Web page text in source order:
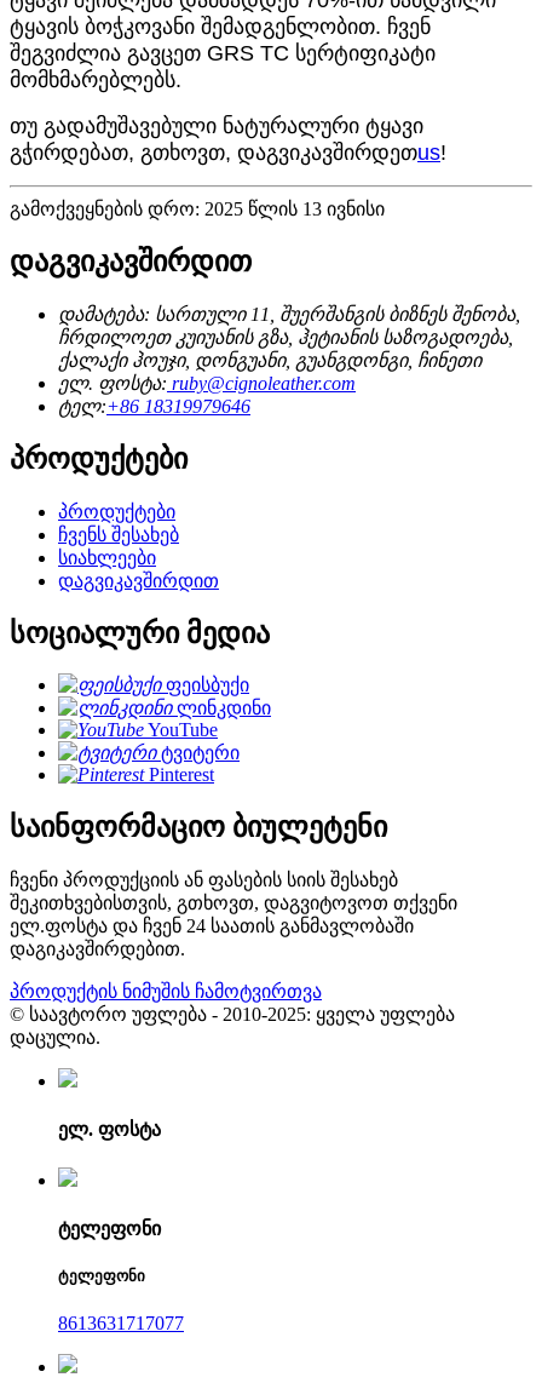
ტყავის ბოჭკოვანი შემადგენლობით. ჩვენ
შეგვიძლია გავცეთ GRS TC სერტიფიკატი
მომხმარებლებს.
თუ გადამუშავებული ნატურალური ტყავი
გჭირდებათ, გთხოვთ, დაგვიკავშირდეთus!
გამოქვეყნების დრო: 2025 წლის 13 ივნისი
დაგვიკავშირდით
დამატება: სართული 11, შუერშანგის ბიზნეს შენობა,
ჩრდილოეთ კუიუანის გზა, ჰეტიანის საზოგადოება,
ქალაქი ჰოუჯი, დონგუანი, გუანგდონგი, ჩინეთი
ელ. ფოსტა: ruby@cignoleather.com
ტელ:+86 18319979646
პროდუქტები
პროდუქტები
ჩვენს შესახებ
სიახლეები
დაგვიკავშირდით
სოციალური მედია
ფეისბუქი
ლინკდინი
YouTube
ტვიტერი
Pinterest
საინფორმაციო ბიულეტენი
ჩვენი პროდუქციის ან ფასების სიის შესახებ
შეკითხვებისთვის, გთხოვთ, დაგვიტოვოთ თქვენი
ელ.ფოსტა და ჩვენ 24 საათის განმავლობაში
დაგიკავშირდებით.
პროდუქტის ნიმუშის ჩამოტვირთვა
© საავტორო უფლება - 2010-2025: ყველა უფლება
დაცულია.
ელ. ფოსტა
ტელეფონი
ტელეფონი
8613631717077